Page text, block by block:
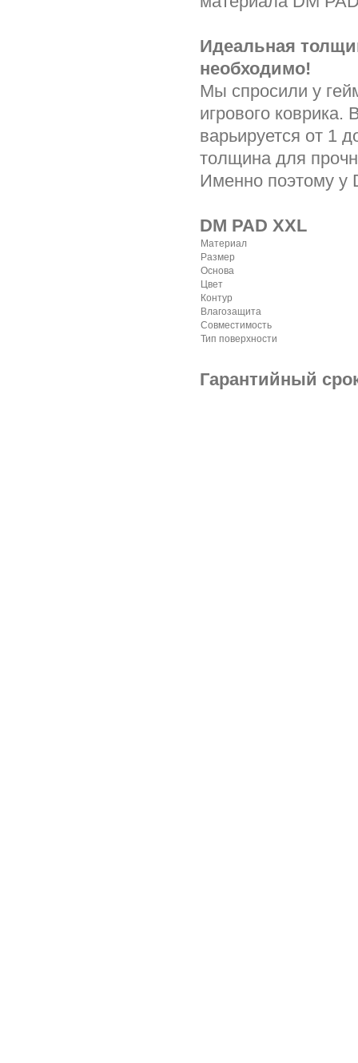
Идеальная
необходимо!
Мы спросили у
игрового
варьируется от 1
толщина для
Именно поэтому у
DM PAD XXL
Материал
Размер
Основа
Цвет
Контур
Влагозащита
Совместимость
Тип поверхности
Гарантийный